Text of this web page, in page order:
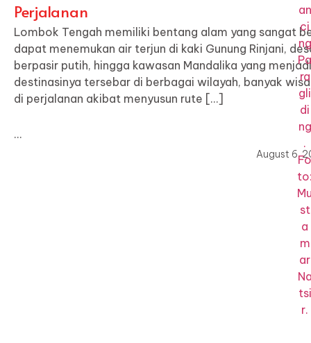
Perjalanan
Lombok Tengah memiliki bentang alam yang sangat
dapat menemukan air terjun di kaki Gunung Rinjani,
berpasir putih, hingga kawasan Mandalika yang
destinasinya tersebar di berbagai wilayah, banyak
di perjalanan akibat menyusun rute […]
…
August 6,